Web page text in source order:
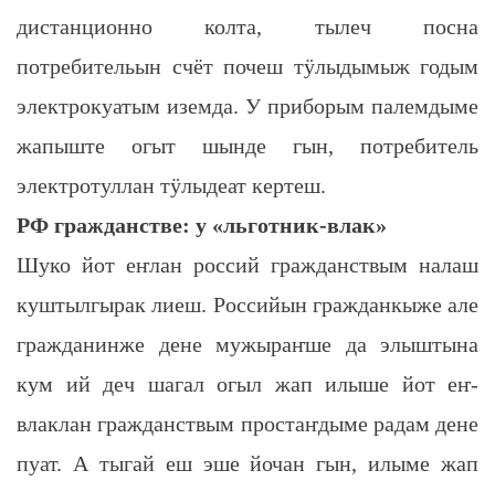
дистанционно колта, тылеч посна
потребительын счёт почеш тӱлыдымыж годым
электрокуатым иземда. У приборым палемдыме
жапыште огыт шынде гын, потребитель
электротуллан тӱлыдеат кертеш.
РФ гражданстве: у «льготник-влак»
Шуко йот еҥлан россий гражданствым налаш
куштылгырак лиеш. Российын гражданкыже але
гражданинже дене мужыраҥше да элыштына
кум ий деч шагал огыл жап илыше йот еҥ-
влаклан гражданствым простаҥдыме радам дене
пуат. А тыгай еш эше йочан гын, илыме жап